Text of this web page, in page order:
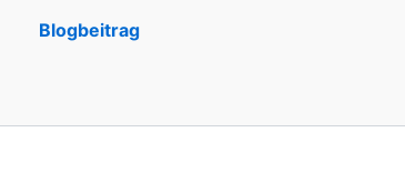
Blogbeitrag